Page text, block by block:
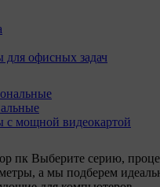
офисных задач
с мощной видеокартой
пк Выберите серию,
а мы подберем